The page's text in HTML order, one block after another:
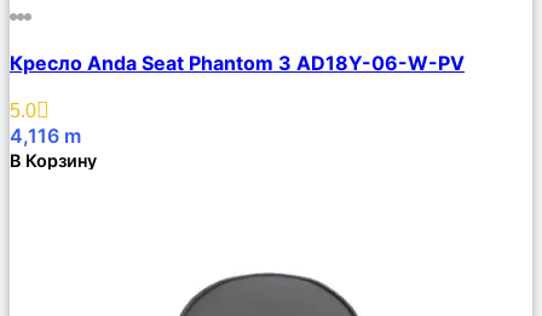
Описание
Избранное
Кресло Anda Seat Phantom 3 AD18Y-06-W-PV
5.0
4,116 m
В Корзину